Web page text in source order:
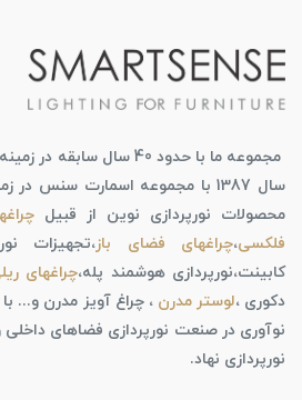
مجموعه ما با حدود 40 سال
سال 1387 با مجموعه اسمارت سنس در
محصولات نورپردازی نوین از قبیل
فلکسی،چراغهای فضای باز،تجهیزات
کابینت،نورپردازی هوشمند پله،چراغهای
دکوری ،لوستر مدرن ، چراغ آویز مدرن و...
نوآوری در صنعت نورپردازی فضاهای
نورپردازی نهاد.